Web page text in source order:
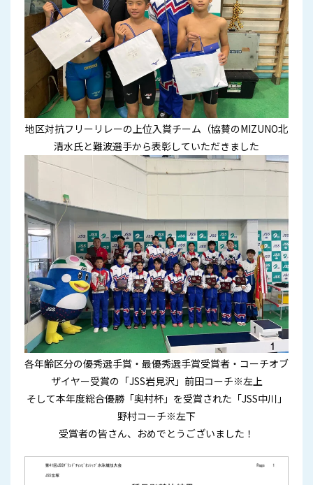
地区対抗フリーリレーの上位入賞チーム（協賛のMIZUNO北
清水氏と難波選手から表彰していただきました
各年齢区分の優秀選手賞・最優秀選手賞受賞者・コーチオブ
ザイヤー受賞の「JSS岩見沢」前田コーチ※左上
そして本年度総合優勝「奥村杯」を受賞された「JSS中川」
野村コーチ※左下
受賞者の皆さん、おめでとうございました！